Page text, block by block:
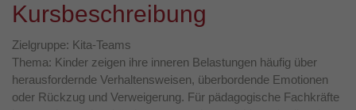
Kursbeschreibung
Zielgruppe: Kita-Teams
Thema: Kinder zeigen ihre inneren Belastungen häufig über
herausfordernde Verhaltensweisen, überbordende Emotionen
oder Rückzug und Verweigerung. Für pädagogische Fachkräfte